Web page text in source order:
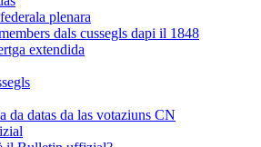
plenara
dals cussegls dapi il 1848
extendida
da datas da las votaziuns CN